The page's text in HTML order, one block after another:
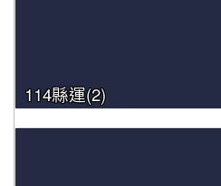
114縣運(2)